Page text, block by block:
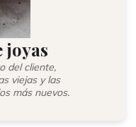
joyas
del cliente,
viejas y las
más nuevos.